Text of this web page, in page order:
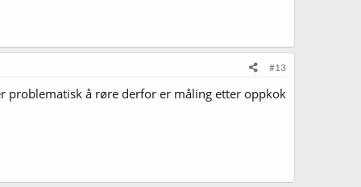
#13
problematisk å røre derfor er måling etter oppkok